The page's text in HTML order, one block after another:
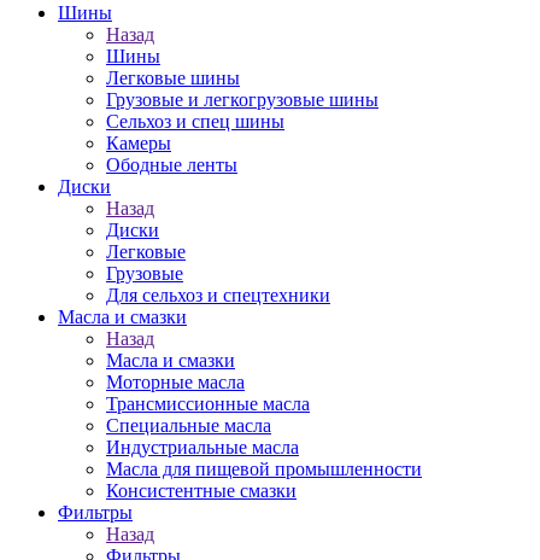
Шины
Назад
Шины
Легковые шины
Грузовые и легкогрузовые шины
Сельхоз и спец шины
Камеры
Ободные ленты
Диски
Назад
Диски
Легковые
Грузовые
Для сельхоз и спецтехники
Масла и смазки
Назад
Масла и смазки
Моторные масла
Трансмиссионные масла
Специальные масла
Индустриальные масла
Масла для пищевой промышленности
Консистентные смазки
Фильтры
Назад
Фильтры